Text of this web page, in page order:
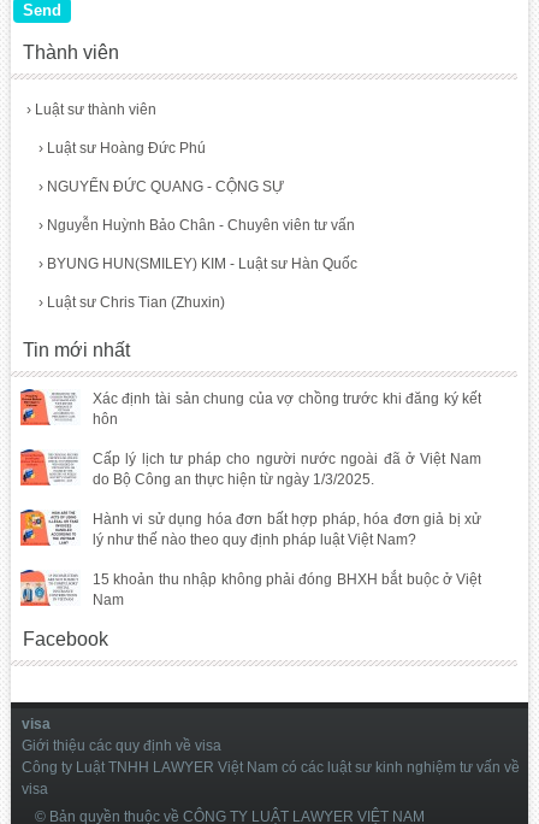
visa
Giới thiệu các quy định về visa
Công ty Luật TNHH LAWYER Việt Nam có các luật sư kinh nghiệm tư vấn về
visa
Thành viên
› Luật sư thành viên
› Luật sư Hoàng Đức Phú
› NGUYỂN ĐỨC QUANG - CỘNG SỰ
› Nguyễn Huỳnh Bảo Chân - Chuyên viên tư vấn
› BYUNG HUN(SMILEY) KIM - Luật sư Hàn Quốc
› Luật sư Chris Tian (Zhuxin)
Tin mới nhất
Xác định tài sản chung của vợ chồng trước khi đăng ký kết
hôn
Cấp lý lịch tư pháp cho người nước ngoài đã ở Việt Nam
do Bộ Công an thực hiện từ ngày 1/3/2025.
Hành vi sử dụng hóa đơn bất hợp pháp, hóa đơn giả bị xử
lý như thế nào theo quy định pháp luật Việt Nam?
15 khoản thu nhập không phải đóng BHXH bắt buộc ở Việt
Nam
Facebook
© Bản quyền thuộc về CÔNG TY LUẬT LAWYER VIỆT NAM